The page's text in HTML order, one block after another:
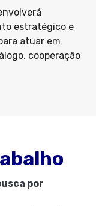
estratégico e
atuar em
cooperação
por